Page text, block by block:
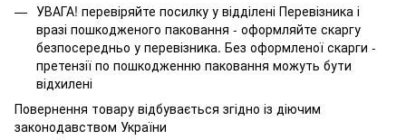
УВАГА! перевіряйте посилку у відділені Перевізника і
вразі пошкодженого паковання - оформляйте скаргу
безпосередньо у перевізника. Без оформленої скарги -
претензії по пошкодженню паковання можуть бути
відхилені
Повернення товару відбувається згідно із діючим
законодавством України